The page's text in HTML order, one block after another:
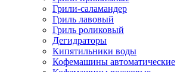
Грили-саламандер
Гриль лавовый
Гриль роликовый
Дегидраторы
Кипятильники воды
Кофемашины автоматические